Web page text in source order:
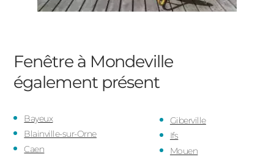
Fenêtre à Mondeville
également présent
Bayeux
Blainville-sur-Orne
Caen
Giberville
Ifs
Mouen